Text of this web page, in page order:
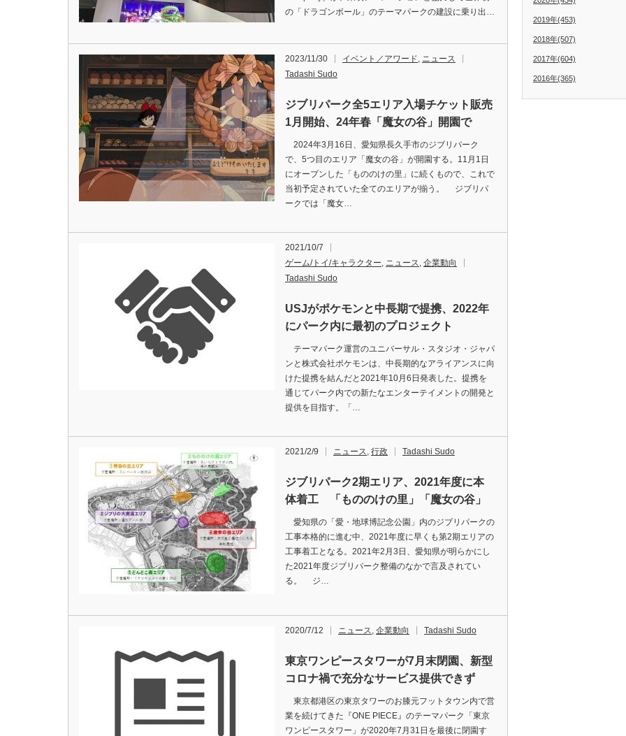
の「ドラゴンボール」のテーマパークの建設に乗り出…
2023/11/30 イベント／アワード, ニュース
Tadashi Sudo
ジブリパーク全5エリア入場チケット販売
1月開始、24年春「魔女の谷」開園で
2024年3月16日、愛知県長久手市のジブリパーク
で、5つ目のエリア「魔女の谷」が開園する。11月1日
にオープンした「もののけの里」に続くもので、これで
当初予定されていた全てのエリアが揃う。 ジブリパ
ークでは「魔女…
2021/10/7
ゲーム/トイ/キャラクター, ニュース, 企業動向
Tadashi Sudo
USJがポケモンと中長期で提携、2022年
にパーク内に最初のプロジェクト
テーマパーク運営のユニバーサル・スタジオ・ジャパ
ンと株式会社ポケモンは、中長期的なアライアンスに向
けた提携を結んだと2021年10月6日発表した。提携を
通じてパーク内での新たなエンターテイメントの開発と
提供を目指す。「…
2021/2/9 ニュース, 行政 Tadashi Sudo
ジブリパーク2期エリア、2021年度に本
体着工 「もののけの里」「魔女の谷」
愛知県の「愛・地球博記念公園」内のジブリパークの
工事本格的に進む中、2021年度に早くも第2期エリアの
工事着工となる。2021年2月3日、愛知県が明らかにし
た2021年度ジブリパーク整備のなかで言及されてい
る。 ジ…
2020/7/12 ニュース, 企業動向 Tadashi Sudo
東京ワンピースタワーが7月末閉園、新型
コロナ禍で充分なサービス提供できず
東京都港区の東京タワーのお膝元フットタウン内で営
業を続けてきた『ONE PIECE』のテーマパーク「東京
ワンピースタワー」が2020年7月31日を最後に閉園す
2019年(453)
2018年(507)
2017年(604)
2016年(365)